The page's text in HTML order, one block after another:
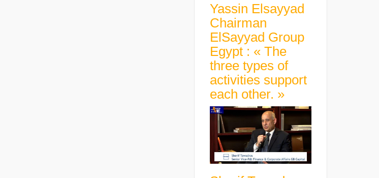
Yassin Elsayyad
Chairman
ElSayyad Group
Egypt : « The
three types of
activities support
each other. »